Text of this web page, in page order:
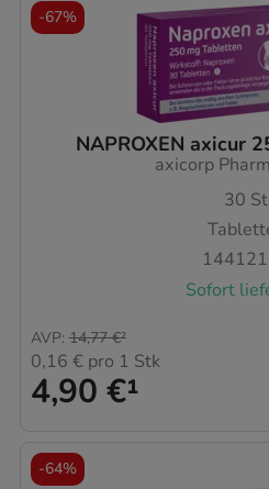
NAPROXEN axicur
axicorp
30 St
Sofort
4,90 €¹
AVP: 14,77 €²
0,16 € pro 1 Stk
-67%
-64%